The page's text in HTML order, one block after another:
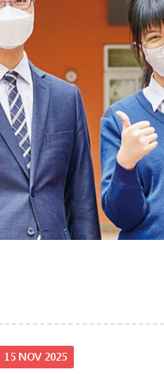
15 NOV 2025